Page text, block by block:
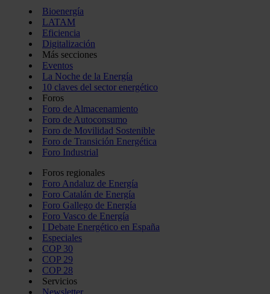
Bioenergía
LATAM
Eficiencia
Digitalización
Más secciones
Eventos
La Noche de la Energía
10 claves del sector energético
Foros
Foro de Almacenamiento
Foro de Autoconsumo
Foro de Movilidad Sostenible
Foro de Transición Energética
Foro Industrial
Foros regionales
Foro Andaluz de Energía
Foro Catalán de Energía
Foro Gallego de Energía
Foro Vasco de Energía
I Debate Energético en España
Especiales
COP 30
COP 29
COP 28
Servicios
Newsletter